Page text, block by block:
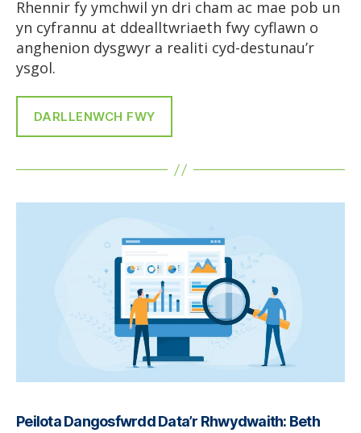
Rhennir fy ymchwil yn dri cham ac mae pob un
yn cyfrannu at ddealltwriaeth fwy cyflawn o
anghenion dysgwyr a realiti cyd-destunau’r
ysgol.
DARLLENWCH FWY
Peilota Dangosfwrdd Data’r Rhwydwaith: Beth